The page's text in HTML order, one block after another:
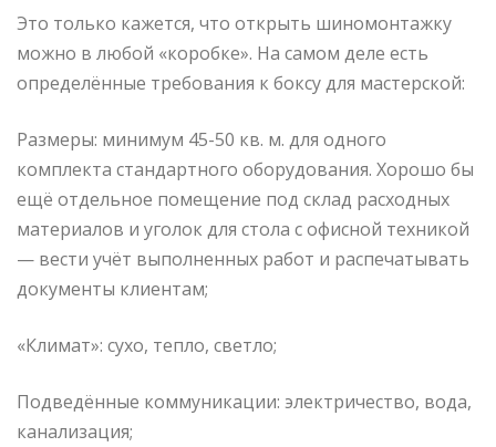
Это только кажется, что открыть шиномонтажку
можно в любой «коробке». На самом деле есть
определённые требования к боксу для мастерской:
Размеры: минимум 45-50 кв. м. для одного
комплекта стандартного оборудования. Хорошо бы
ещё отдельное помещение под склад расходных
материалов и уголок для стола с офисной техникой
— вести учёт выполненных работ и распечатывать
документы клиентам;
«Климат»: сухо, тепло, светло;
Подведённые коммуникации: электричество, вода,
канализация;